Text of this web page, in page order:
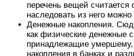
перечень вещей
наследовать из него
Денежные накопления.
как физические денежные
принадлежащие умершему,
накопления в банках и